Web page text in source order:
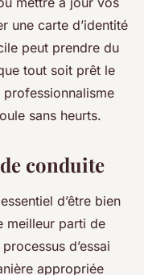
une carte d’identité
peut prendre du
tout soit prêt le
professionnalisme
sans heurts.
conduite
d’être bien
meilleur parti de
d’essai
appropriée